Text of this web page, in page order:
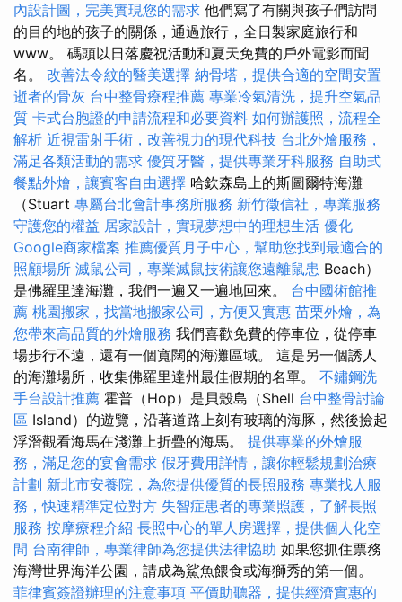
內設計圖，完美實現您的需求 他們寫了有關與孩子們訪問
的目的地的孩子的關係，通過旅行，全日製家庭旅行和
www。 碼頭以日落慶祝活動和夏天免費的戶外電影而聞
名。 改善法令紋的醫美選擇 納骨塔，提供合適的空間安置
逝者的骨灰 台中整骨療程推薦 專業冷氣清洗，提升空氣品
質 卡式台胞證的申請流程和必要資料 如何辦護照，流程全
解析 近視雷射手術，改善視力的現代科技 台北外燴服務，
滿足各類活動的需求 優質牙醫，提供專業牙科服務 自助式
餐點外燴，讓賓客自由選擇 哈欽森島上的斯圖爾特海灘
（Stuart 專屬台北會計事務所服務 新竹徵信社，專業服務
守護您的權益 居家設計，實現夢想中的理想生活 優化
Google商家檔案 推薦優質月子中心，幫助您找到最適合的
照顧場所 滅鼠公司，專業滅鼠技術讓您遠離鼠患 Beach）
是佛羅里達海灘，我們一遍又一遍地回來。 台中國術館推
薦 桃園搬家，找當地搬家公司，方便又實惠 苗栗外燴，為
您帶來高品質的外燴服務 我們喜歡免費的停車位，從停車
場步行不遠，還有一個寬闊的海灘區域。 這是另一個誘人
的海灘場所，收集佛羅里達州最佳假期的名單。 不鏽鋼洗
手台設計推薦 霍普（Hop）是貝殼島（Shell 台中整骨討論
區 Island）的遊覽，沿著道路上刻有玻璃的海豚，然後撿起
浮潛觀看海馬在淺灘上折疊的海馬。 提供專業的外燴服
務，滿足您的宴會需求 假牙費用詳情，讓你輕鬆規劃治療
計劃 新北市安養院，為您提供優質的長照服務 專業找人服
務，快速精準定位對方 失智症患者的專業照護，了解長照
服務 按摩療程介紹 長照中心的單人房選擇，提供個人化空
間 台南律師，專業律師為您提供法律協助 如果您抓住票務
海灣世界海洋公園，請成為鯊魚餵食或海獅秀的第一個。
菲律賓簽證辦理的注意事項 平價助聽器，提供經濟實惠的